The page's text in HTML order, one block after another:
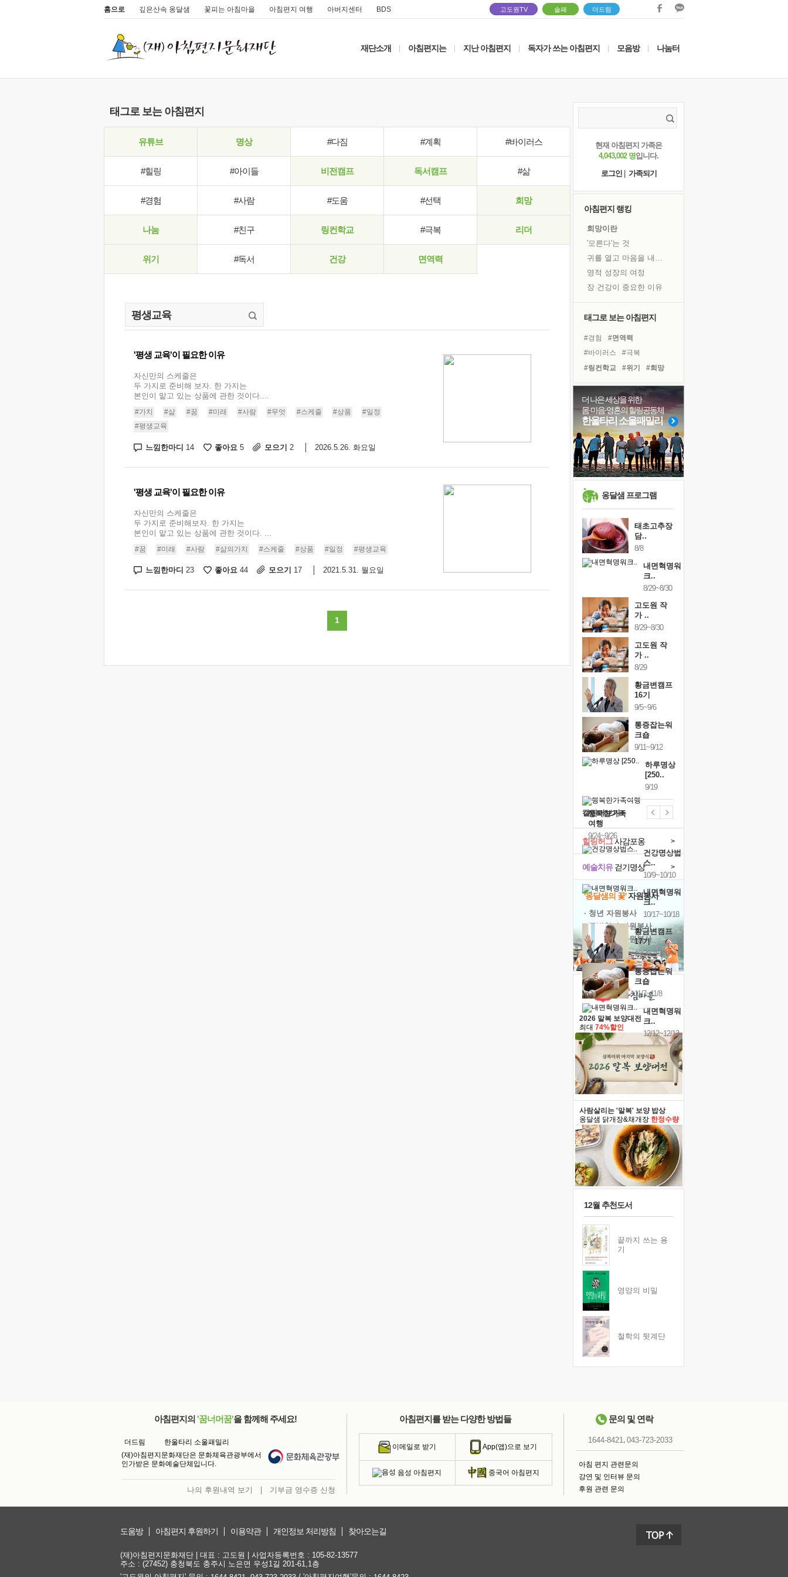
홈으로 깊은산속 옹달샘 꽃피는 아침마을 아침편지 여행 아버지센터 BDS 고도원TV 솔패 더드림
재단소개 아침편지는 지난 아침편지 독자가 쓰는 아침편지 모음방 나눔터
태그로 보는 아침편지
유튜브 명상 #다짐 #계획 #바이러스
#힐링 #아이들 비전캠프 독서캠프 #삶
#경험 #사람 #도움 #선택 희망
나눔 #친구 링컨학교 #극복 리더
위기 #독서 건강 면역력
'평생 교육'이 필요한 이유
자신만의 스케줄은
두 가지로 준비해 보자. 한 가지는
본인이 맡고 있는 상품에 관한 것이다....
#가치 #삶 #꿈 #미래 #사람 #무엇 #스케줄 #상품
#일정
#평생교육
느낌한마디 14 좋아요 5 모으기 2 2026.5.26. 화요일
'평생 교육'이 필요한 이유
자신만의 스케줄은
두 가지로 준비해보자. 한 가지는
본인이 맡고 있는 상품에 관한 것이다. ...
#꿈 #미래 #사람 #삶의가치 #스케줄 #상품 #일정 #평생교육
느낌한마디 23 좋아요 44 모으기 17 2021.5.31. 월요일
1
현재 아침편지 가족은
4,043,002 명입니다.
로그인
가족되기
아침편지 랭킹
희망이란
'모른다'는 것
귀를 열고 마음을 내어주고
영적 성장의 여정
장 건강이 중요한 이유
꿈이 실제가 되는 것
'말 타는 법'을 먼저
졸업식 사진을 보며
아픈 아버지를 위한 공간 설계
극심한 변비, 어깨결림, 수면 장애
보고 싶은 어머니
유년 시절의 부산 영도 바다
못된 꼰대들
거울 속의 나
태그로 보는 아침편지
#경험
#면역력
#바이러스
#극복
#링컨학교
#위기
#희망
#비전캠프
#독서캠프
#사람
#건강 #도움
#삶
#아이들
#독서
#계획
#명상
#나눔
#리더
#선택
#힐링
더 나은 세상을 위한
몸·마음·영혼의 힐링공동체
한울타리 소울패밀리
옹달샘 프로그램
태초고추장
담..
8/8
내면혁명워
크..
8/29~8/30
고도원 작
가 ..
8/29~8/30
고도원 작
가 ..
8/29
황금변캠프
16기
9/5~9/6
통증잡는워
크숍
9/11~9/12
하루명상
[250..
9/19
행복한가족
여행
9/24~9/26
건강명상법
스..
10/9~10/10
내면혁명워
크..
10/17~10/18
황금변캠프
17기
10/30~10/31
통증잡는워
크숍
11/7~11/8
내면혁명워
크..
12/12~12/13
캘린더보기+
예술치유걷기명상 >
힐링허그사감포옹 >
'옹달샘의 꽃'자원봉사
· 청년 자원봉사
· 금빛청년 자원봉사
· 음식연구 자원봉사
2026 말복 보양대전
최대 74%할인
사람살리는 '말복' 보양 밥상
옹달샘 닭개장&채개장 한정수량
12월 추천도서
끝까지 쓰는 용
기
영양의 비밀
철학의 뒷계단
아침편지의 '꿈너머꿈'을 함께해 주세요!
더드림
한울타리 소울패밀리
(재)아침편지문화재단은 문화체육관광부에서
인가받은 문화예술단체입니다.
나의 후원내역 보기 기부금 영수증 신청
아침편지를 받는 다양한 방법들
이메일로 받기 App(앱)으로 보기
음성 아침편지 중국어 아침편지
문의 및 연락
1644-8421, 043-723-2033
아침 편지 관련문의
강연 및 인터뷰 문의
후원 관련 문의
도움방 아침편지 후원하기 이용약관 개인정보 처리방침 찾아오는길
(재)아침편지문화재단 | 대표 : 고도원 | 사업자등록번호 : 105-82-13577
주소 : (27452) 충청북도 충주시 노은면 우성1길 201-61,1층